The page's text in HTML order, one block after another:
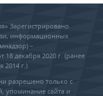
Зарегистрировано
информационных
–
декабря 2020 г. (ранее
2014 г.)
разрешено только с
упоминание сайта и